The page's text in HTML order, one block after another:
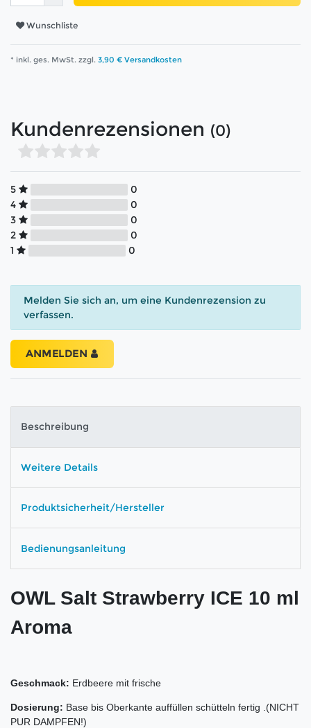
Wunschliste
* inkl. ges. MwSt. zzgl. 3,90 € Versandkosten
Kundenrezensionen (0)
5
0
4
0
3
0
2
0
1
0
Melden Sie sich an, um eine Kundenrezension zu
verfassen.
ANMELDEN
Beschreibung
Weitere Details
Produktsicherheit/Hersteller
Bedienungsanleitung
OWL Salt Strawberry ICE 10 ml
Aroma
Geschmack: Erdbeere mit frische
Dosierung: Base bis Oberkante auffüllen schütteln fertig .(NICHT
PUR DAMPFEN!)